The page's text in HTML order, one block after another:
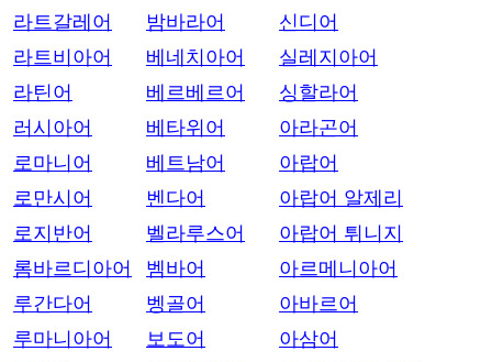
라트갈레어
라트비아어
라틴어
러시아어
로마니어
로만시어
로지반어
롬바르디아어
루간다어
루마니아어
밤바라어
베네치아어
베르베르어
베타위어
베트남어
벤다어
벨라루스어
벰바어
벵골어
보도어
신디어
실레지아어
싱할라어
아라곤어
아랍어
아랍어 알제리
아랍어 튀니지
아르메니아어
아바르어
아삼어